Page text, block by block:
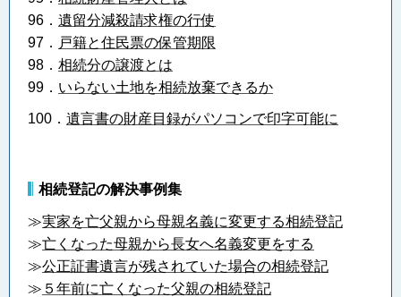
96． 遺留分減殺請求権の行使
97． 戸籍と住民票の保管期限
98． 相続分の譲渡とは
99． いらない土地を相続放棄できるか
100． 遺言書の財産目録がパソコンで印字可能に
相続登記の解決事例集
≫実家を亡父親から母親名義に変更する相続登記
≫亡くなった母親から長女へ名義変更をする
≫公正証書遺言が残されていた場合の相続登記
≫ ５年前に亡くなった父親の相続登記